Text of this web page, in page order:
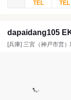
dapaidang105
[兵庫] 三宮（神戸市営